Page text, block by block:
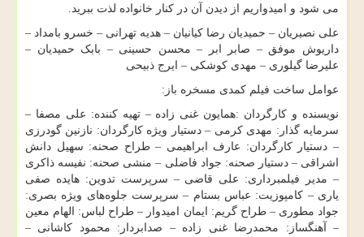
می شود و امیدواریم از دیدن آن در کنار خانواده لذت ببرید.
علی نصیریان – حمیدیان رضا کیانیان – هدیه تهرانی – خسرو بامداد –
داریوش موفق – صابر ابر – محسن حسینی – بابک حمیدیان –
علیرضا گیلوری – مهدی کوشکی – ایرج ذبیحی
عوامل ساخت فیلم کمدی مسخره باز:
نویسنده و کارگردان :همایون غنی زاده –تهیه کننده: علی مصفا –
سرمایه گذار: مهدی کرمی – دستیار ویژه کارگردان: نازنین گودرزی
– دستیار کارگردان: عارف ابراهیمی – طراح صحنه: سهیل دانش
اشراقی – دستیار صحنه: جواد فاضلی – منشی صحنه: نفیسه ذاکری
– مدیر فیلمبرداری: علی قاضی – سرپرست تدوین: هایده صفی
یاری – کامپوزیت: عباس بستام – سرپرست جلوه‌های ویژه بصری:
جواد مطوری – طراح گریم: ایمان امیدوار – طراح لباس: الهام معین
– آهنگساز: محمدرضا غنی زاده – صدابردار: محمود کاشانی –